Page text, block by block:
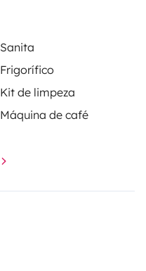
Sanita
Frigorífico
Kit de limpeza
Máquina de café